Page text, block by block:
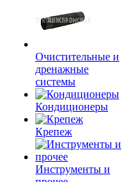
Очистительные и
дренажные
системы
Кондиционеры
Крепеж
Инструменты и